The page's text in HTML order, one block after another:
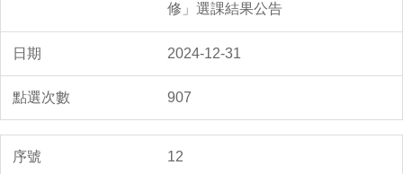
修」選課結果公告
2024-12-31
907
12